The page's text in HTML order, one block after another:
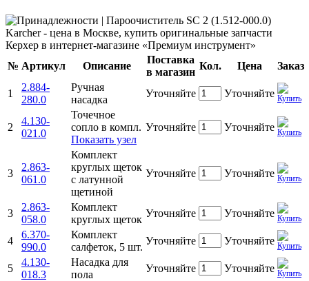
№ Артикул Описание
Поставка
в магазин
Кол. Цена Заказ
1
2.884-
280.0
Ручная
насадка
Уточняйте Уточняйте
2
4.130-
021.0
Точечное
сопло в компл.
Показать узел
Уточняйте Уточняйте
3
2.863-
061.0
Комплект
круглых щеток
с латунной
щетиной
Уточняйте Уточняйте
3
2.863-
058.0
Комплект
круглых щеток
Уточняйте Уточняйте
4
6.370-
990.0
Комплект
салфеток, 5 шт.
Уточняйте Уточняйте
5
4.130-
018.3
Насадка для
пола
Уточняйте Уточняйте